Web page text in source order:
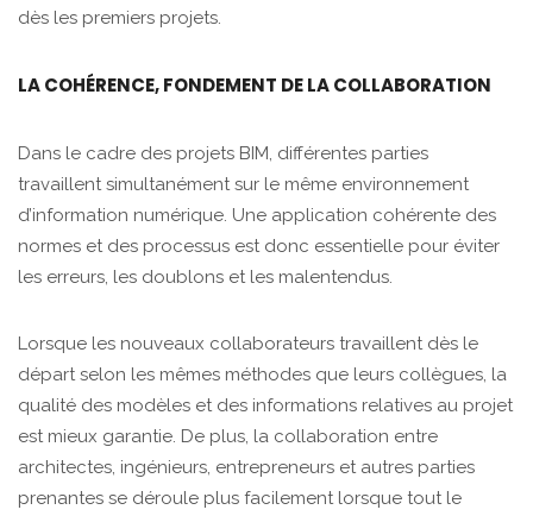
dès les premiers projets.
LA COHÉRENCE, FONDEMENT DE LA COLLABORATION
Dans le cadre des projets BIM, différentes parties
travaillent simultanément sur le même environnement
d’information numérique. Une application cohérente des
normes et des processus est donc essentielle pour éviter
les erreurs, les doublons et les malentendus.
Lorsque les nouveaux collaborateurs travaillent dès le
départ selon les mêmes méthodes que leurs collègues, la
qualité des modèles et des informations relatives au projet
est mieux garantie. De plus, la collaboration entre
architectes, ingénieurs, entrepreneurs et autres parties
prenantes se déroule plus facilement lorsque tout le